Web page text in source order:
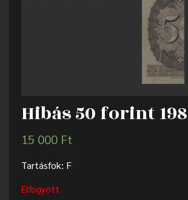
Hibás 50 forint
15 000 Ft
Tartásfok: F
Elfogyott